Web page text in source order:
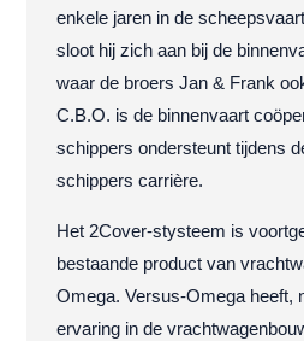
enkele jaren in de
sloot hij zich aan bij de
waar de broers Jan & Frank
C.B.O. is de binnenvaart
schippers ondersteunt tijdens
schippers carrière.
Het 2Cover-stysteem is
bestaande product van
Omega. Versus-Omega heeft,
ervaring in de